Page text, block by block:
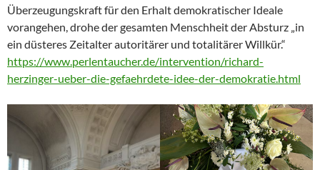
Überzeugungskraft für den Erhalt demokratischer Ideale
vorangehen, drohe der gesamten Menschheit der Absturz „in
ein düsteres Zeitalter autoritärer und totalitärer Willkür.“
https://www.perlentaucher.de/intervention/richard-
herzinger-ueber-die-gefaehrdete-idee-der-demokratie.html